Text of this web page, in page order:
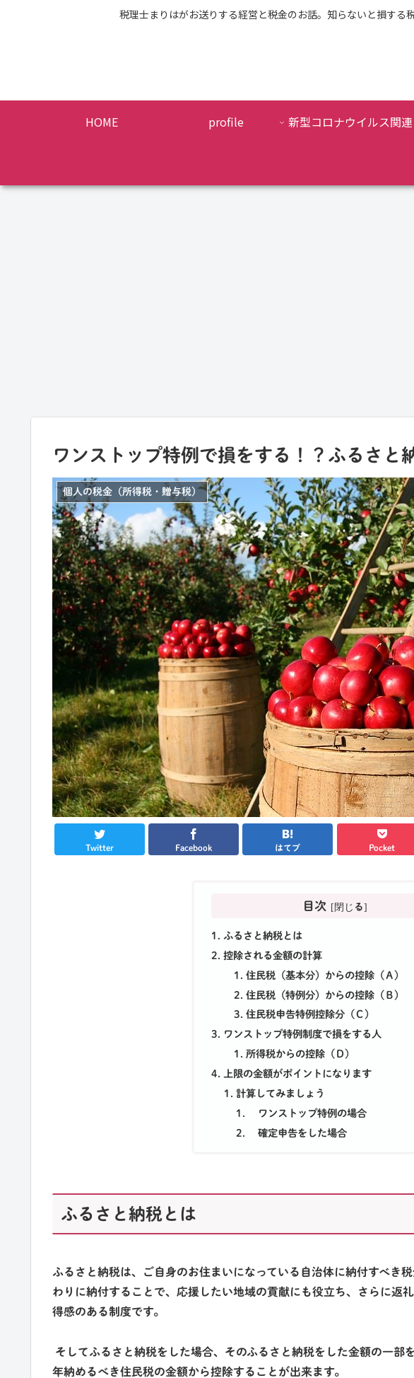
税理士まりはがお送りする経営と税金のお話。知らないと損する
HOME profile 新型コロナウイルス関連
ワンストップ特例で損をする！？ふるさと
個人の税金（所得税・贈与税）
Twitter Facebook はてブ Pocket
目次
ふるさと納税とは
控除される金額の計算
住民税（基本分）からの控除（Ａ）
住民税（特例分）からの控除（Ｂ）
住民税申告特例控除分（Ｃ）
ワンストップ特例制度で損をする人
所得税からの控除（Ｄ）
上限の金額がポイントになります
計算してみましょう
ワンストップ特例の場合
確定申告をした場合
ふるさと納税とは
ふるさと納税は、ご自身のお住まいになっている自治体に納付すべき
わりに納付することで、応援したい地域の貢献にも役立ち、さらに返
得感のある制度です。
そしてふるさと納税をした場合、そのふるさと納税をした金額の一部
年納めるべき住民税の金額から控除することが出来ます。